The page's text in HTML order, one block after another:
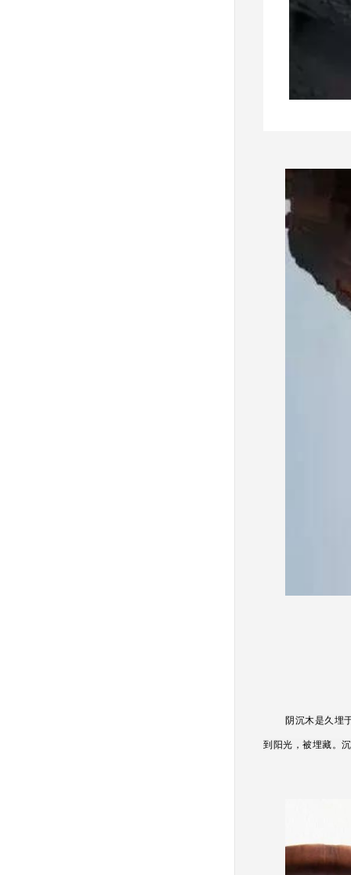
阴沉木是久埋
到阳光，被埋藏。